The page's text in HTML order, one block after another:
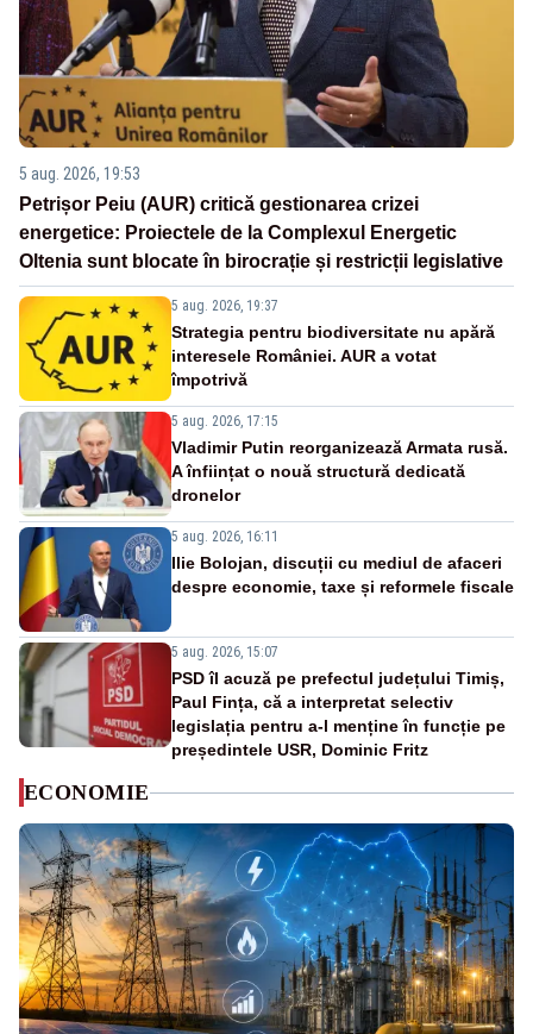
5 aug. 2026, 19:53
Petrișor Peiu (AUR) critică gestionarea crizei
energetice: Proiectele de la Complexul Energetic
Oltenia sunt blocate în birocrație și restricții legislative
5 aug. 2026, 19:37
Strategia pentru biodiversitate nu apără
interesele României. AUR a votat
împotrivă
5 aug. 2026, 17:15
Vladimir Putin reorganizează Armata rusă.
A înființat o nouă structură dedicată
dronelor
5 aug. 2026, 16:11
Ilie Bolojan, discuții cu mediul de afaceri
despre economie, taxe și reformele fiscale
5 aug. 2026, 15:07
PSD îl acuză pe prefectul județului Timiș,
Paul Fința, că a interpretat selectiv
legislația pentru a-l menține în funcție pe
președintele USR, Dominic Fritz
ECONOMIE